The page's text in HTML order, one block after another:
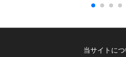
当サイトに